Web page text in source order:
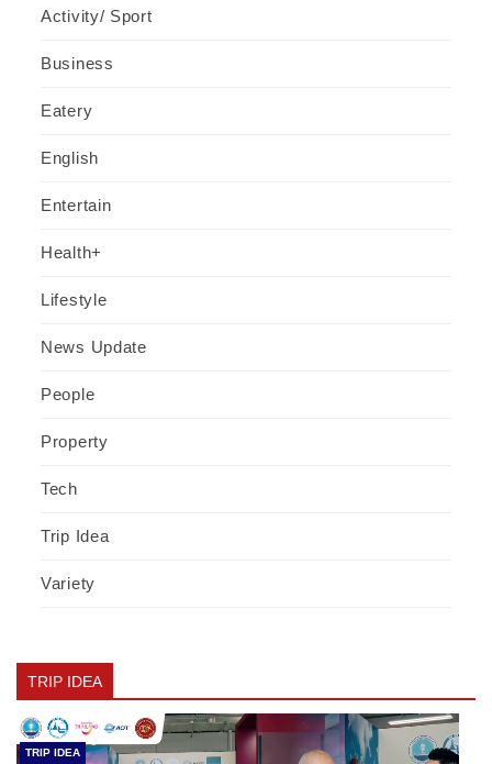
Activity/ Sport
Business
Eatery
English
Entertain
Health+
Lifestyle
News Update
People
Property
Tech
Trip Idea
Variety
TRIP IDEA
TRIP IDEA